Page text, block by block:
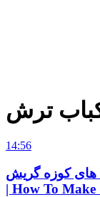
ترش
14:56
های کوزه گریش
| How To